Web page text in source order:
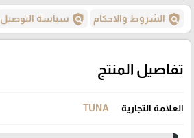
policy الشروط والاحكام policy سياسة التوصيل
تفاصيل المنتج
العلامة التجارية TUNA